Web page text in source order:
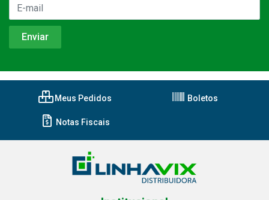
Meus Pedidos Boletos
Notas Fiscais